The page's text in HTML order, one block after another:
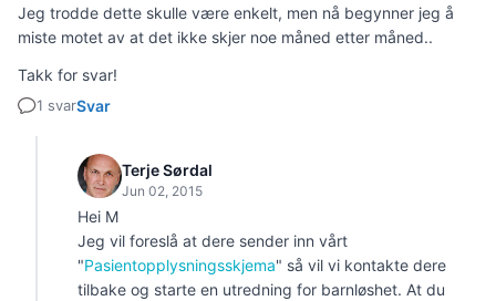
Jeg trodde dette skulle være enkelt, men nå begynner jeg å
miste motet av at det ikke skjer noe måned etter måned..
Takk for svar!
1 svarSvar
Terje Sørdal
Jun 02, 2015
Hei M
Jeg vil foreslå at dere sender inn vårt
"Pasientopplysningsskjema" så vil vi kontakte dere
tilbake og starte en utredning for barnløshet. At du